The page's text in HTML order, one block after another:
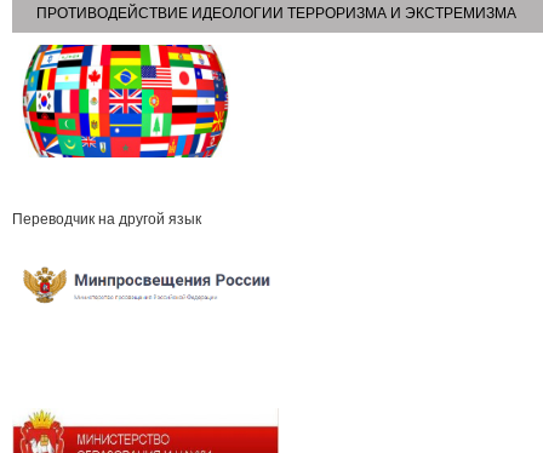
ПРОТИВОДЕЙСТВИЕ ИДЕОЛОГИИ ТЕРРОРИЗМА И ЭКСТРЕМИЗМА
Переводчик на другой язык